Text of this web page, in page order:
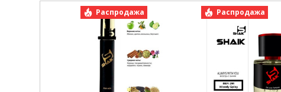
Распродажа Распродажа